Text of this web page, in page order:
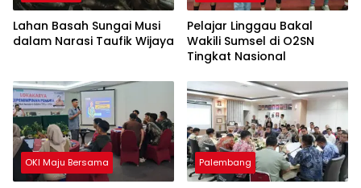
Lahan Basah Sungai Musi
dalam Narasi Taufik Wijaya
Pelajar Linggau Bakal
Wakili Sumsel di O2SN
Tingkat Nasional
OKI Maju Bersama Palembang